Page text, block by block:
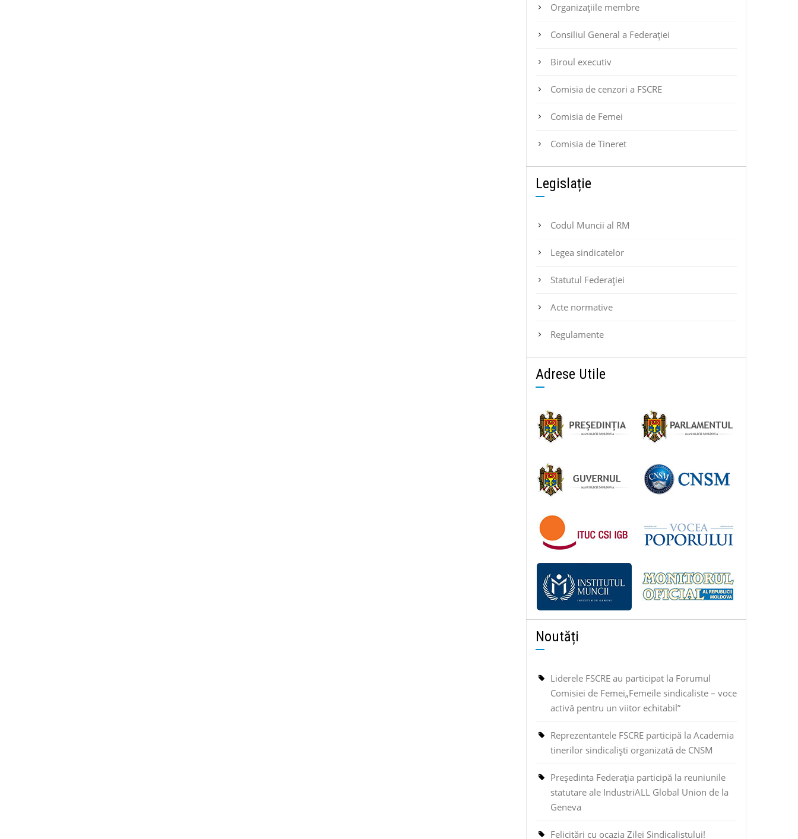
Organizațiile membre
Consiliul General a Federației
Biroul executiv
Comisia de cenzori a FSCRE
Comisia de Femei
Comisia de Tineret
Legislație
Codul Muncii al RM
Legea sindicatelor
Statutul Federaţiei
Acte normative
Regulamente
Adrese Utile
Noutăți
Liderele FSCRE au participat la Forumul
Comisiei de Femei„Femeile sindicaliste – voce
activă pentru un viitor echitabil”
Reprezentantele FSCRE participă la Academia
tinerilor sindicaliști organizată de CNSM
Președinta Federația participă la reuniunile
statutare ale IndustriALL Global Union de la
Geneva
Felicitări cu ocazia Zilei Sindicalistului!